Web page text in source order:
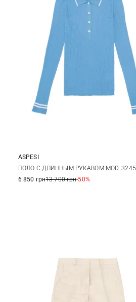
38 40 42
ASPESI
ПОЛО С ДЛИННЫМ РУКАВОМ MOD. 3245
6 850 грн13 700 грн-50%